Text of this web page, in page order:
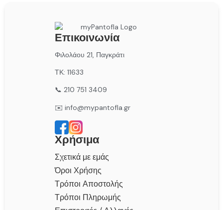
Επικοινωνία
Φιλολάου 21, Παγκράτι
ΤΚ: 11633
📞 210 751 3409
✉️ info@mypantofla.gr
Χρήσιμα
Σχετικά με εμάς
Όροι Χρήσης
Τρόποι Αποστολής
Τρόποι Πληρωμής